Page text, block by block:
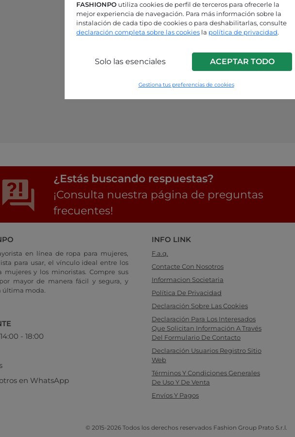
FASHIONPO utiliza cookies de perfil de terceros para ofrecerle la
mejor experiencia de navegación. Para más información sobre la
instalación de cada tipo de cookies o para deshabilitarlas, consulte
declaración completa sobre las cookies la política de privacidad.
Solo las esenciales ACEPTAR TODO
Gestiona tus preferencias de cookies
¿Estás buscando respuestas?
¡Consulta nuestra página de preguntas
frecuentes!
en línea de ropa para mujeres,
para usar, el vínculo ideal entre los
mujeres y los minoristas. Compre sus
mayor de manera fácil y segura, y
última moda.
- 18:00
en WhatsApp
INFO LINK
F.a.q.
Contacte Con Nosotros
Informacion Societaria
Política De Privacidad
Declaración Sobre Las Cookies
Declaración Para Los Interesados
Que Solicitan Información A Través
Del Formulario De Contacto
Declaración Usuarios Registro Sitio
Web
Términos Y Condiciones Generales
De Uso Y De Venta
Envíos Y Pagos
© 2015-2026 Todos los derechos reservados Fashion Group Prato S.r.l.